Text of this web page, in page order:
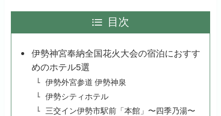
目次
伊勢神宮奉納全国花火大会の宿泊におすす
めのホテル5選
伊勢外宮参道 伊勢神泉
伊勢シティホテル
三交イン伊勢市駅前「本館」〜四季乃湯〜